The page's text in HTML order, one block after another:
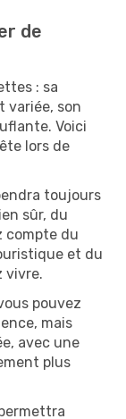
de
: sa
variée, son
Voici
lors de
toujours
sûr, du
compte du
et du
vivre.
pouvez
mais
avec une
plus